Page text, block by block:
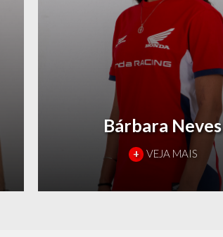
Bárbara Neves
+ VEJA MAIS